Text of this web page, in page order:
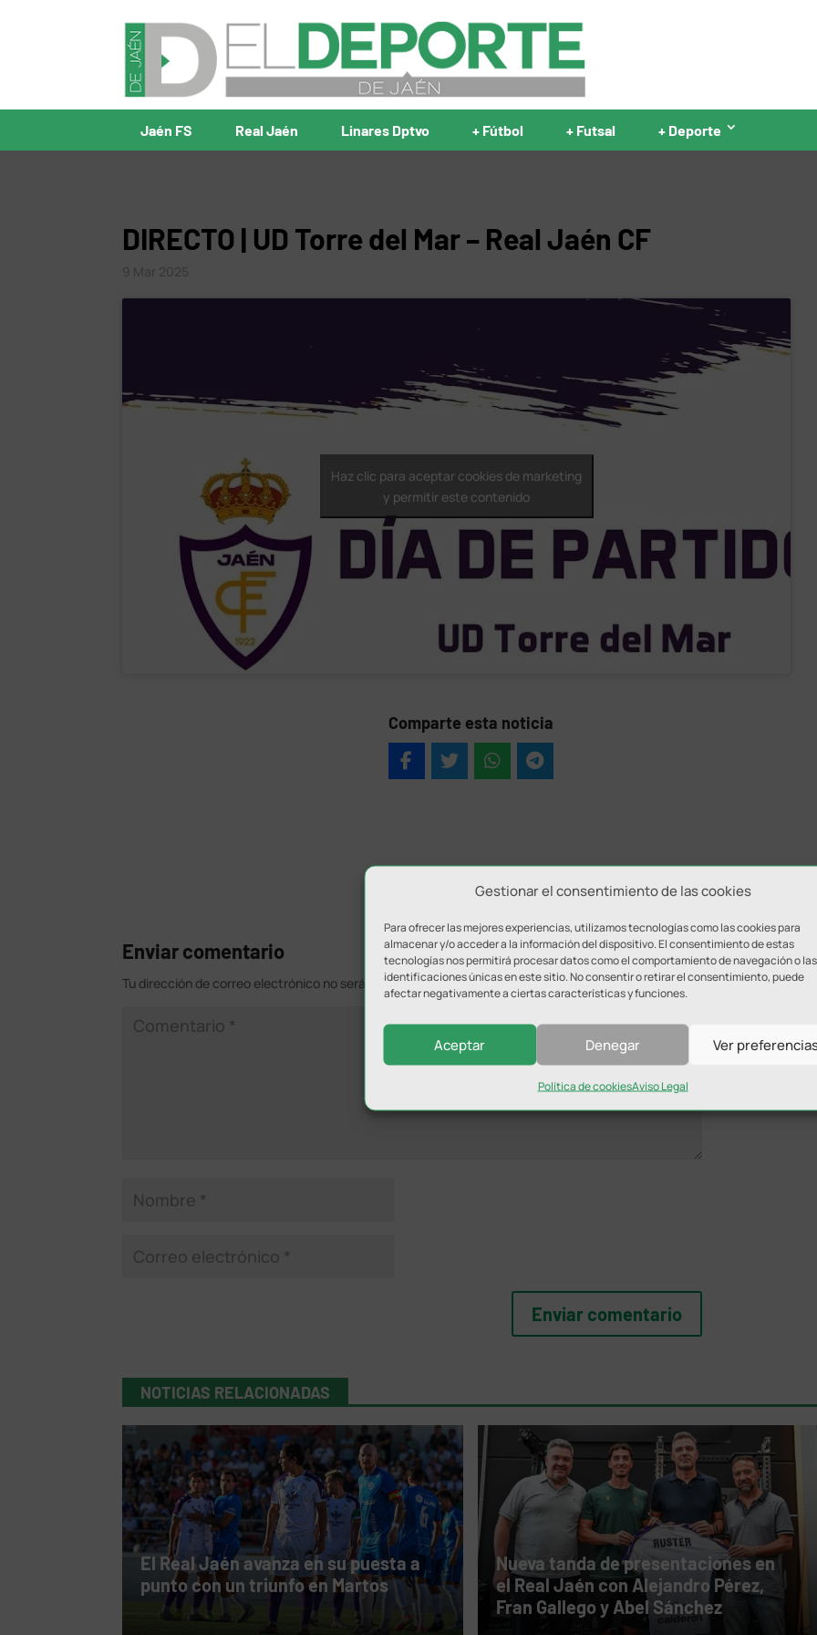
Gestionar el consentimiento de las cookies
Para ofrecer las mejores experiencias, utilizamos tecnologías como las cookies para
almacenar y/o acceder a la información del dispositivo. El consentimiento de estas
tecnologías nos permitirá procesar datos como el comportamiento de navegación o las
identificaciones únicas en este sitio. No consentir o retirar el consentimiento, puede
afectar negativamente a ciertas características y funciones.
Aceptar Denegar Ver
Política de cookiesAviso Legal
Jaén FS Real Jaén Linares Dptvo + Fútbol + Futsal + Deporte
DIRECTO | UD Torre del Mar – Real Jaén CF
Haz clic para aceptar cookies de marketing
y permitir este contenido
Comparte esta noticia
Enviar comentario
Tu dirección de correo electrónico no será publicada.Los campos obligatorios están marcados con*
NOTICIAS RELACIONADAS
El Real Jaén avanza en su puesta a
punto con un triunfo en Martos
Nueva tanda de presentaciones en
el Real Jaén con Alejandro Pérez,
Fran Gallego y Abel Sánchez